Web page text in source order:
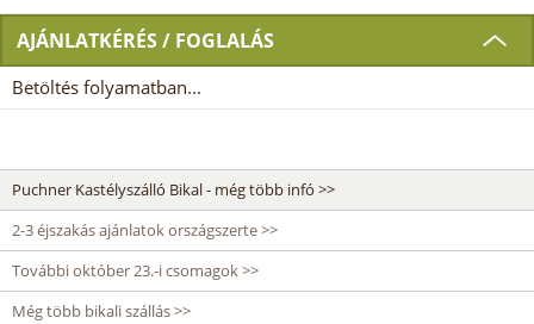
AJÁNLATKÉRÉS / FOGLALÁS
Betöltés folyamatban...
Puchner Kastélyszálló Bikal - még több infó >>
2-3 éjszakás ajánlatok országszerte >>
További október 23.-i csomagok >>
Még több bikali szállás >>